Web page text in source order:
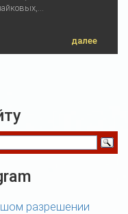
далее
разрешении